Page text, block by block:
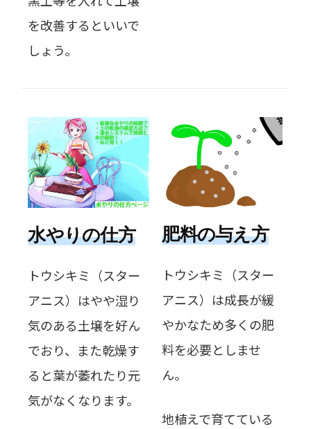
を改善するといいで
しょう。
水やりの仕方
トウシキミ（スター
アニス）はやや湿り
気のある土壌を好ん
でおり、また乾燥す
ると葉が萎れたり元
気がなくなります。
肥料の与え方
トウシキミ（スター
アニス）は成長が緩
やかなため多くの肥
料を必要としませ
ん。
地植えで育てている